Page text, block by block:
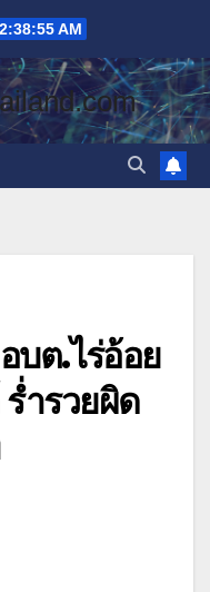
2:38:56 AM
บต.ไร่อ้อย
ำรวยผิด